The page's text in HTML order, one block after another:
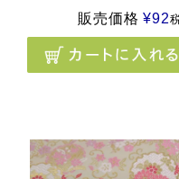
販売価格 ¥92